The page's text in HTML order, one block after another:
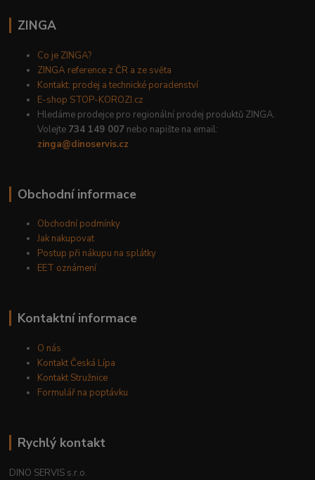
ZINGA
Co je ZINGA?
ZINGA reference z ČR a ze světa
Kontakt: prodej a technické poradenství
E-shop STOP-KOROZI.cz
Hledáme prodejce pro regionální prodej produktů ZINGA.
Volejte 734 149 007 nebo napište na email:
zinga@dinoservis.cz
Obchodní informace
Obchodní podmínky
Jak nakupovat
Postup při nákupu na splátky
EET oznámení
Kontaktní informace
O nás
Kontakt Česká Lípa
Kontakt Stružnice
Formulář na poptávku
Rychlý kontakt
DINO SERVIS s.r.o.